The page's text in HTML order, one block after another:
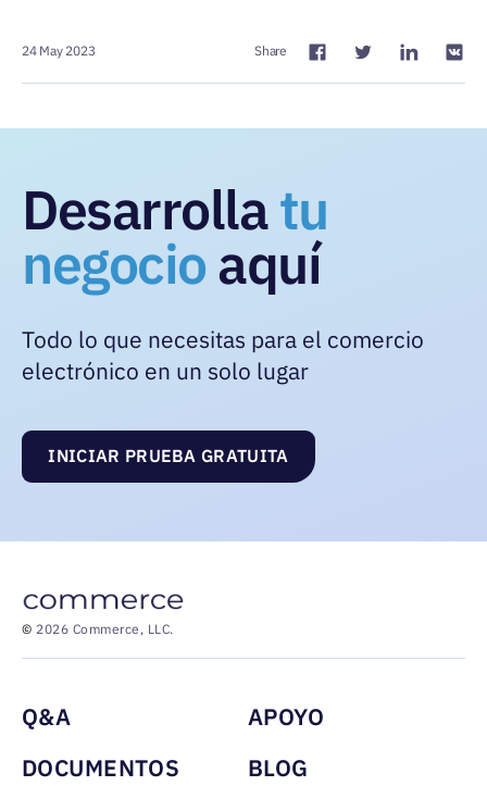
24 May 2023 Share
Desarrollatu
negocioaquí
Todo lo que necesitas para el comercio
electrónico en un solo lugar
INICIAR PRUEBA GRATUITA
© 2026 Commerce, LLC.
Menu footer
Q&A
DOCUMENTOS
APOYO
BLOG